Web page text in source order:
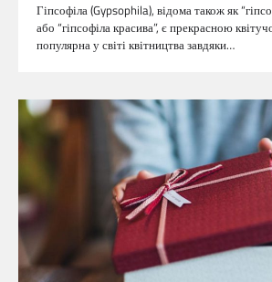
Гіпсофіла (Gypsophila), відома також як
або “гіпсофіла красива”, є прекрасною
популярна у світі квітництва завдяки…